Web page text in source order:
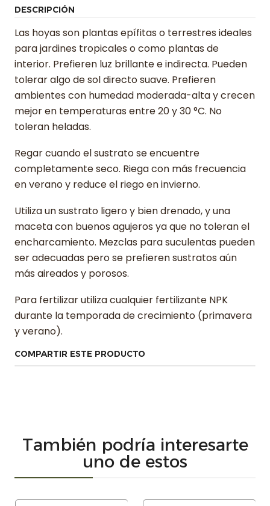
DESCRIPCIÓN
Las hoyas son plantas epífitas o terrestres ideales
para jardines tropicales o como plantas de
interior. Prefieren luz brillante e indirecta. Pueden
tolerar algo de sol directo suave. Prefieren
ambientes con humedad moderada-alta y crecen
mejor en temperaturas entre 20 y 30 °C. No
toleran heladas.
Regar cuando el sustrato se encuentre
completamente seco. Riega con más frecuencia
en verano y reduce el riego en invierno.
Utiliza un sustrato ligero y bien drenado, y una
maceta con buenos agujeros ya que no toleran el
encharcamiento. Mezclas para suculentas pueden
ser adecuadas pero se prefieren sustratos aún
más aireados y porosos.
Para fertilizar utiliza cualquier fertilizante NPK
durante la temporada de crecimiento (primavera
y verano).
COMPARTIR ESTE PRODUCTO
También podría interesarte
uno de estos